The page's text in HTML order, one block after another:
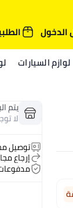
الدخول
لوازم السيارات
يتم
ذكية
لا
توصيل
إرجاع